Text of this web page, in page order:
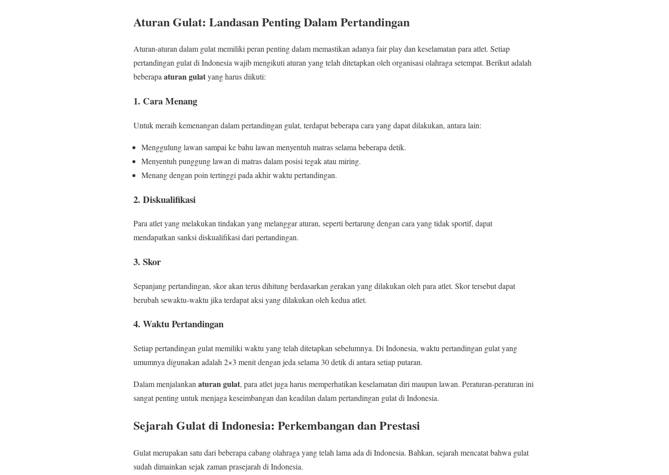
Aturan Gulat: Landasan Penting Dalam Pertandingan
Aturan-aturan dalam gulat memiliki peran penting dalam memastikan adanya fair play dan keselamatan para atlet. Setiap
pertandingan gulat di Indonesia wajib mengikuti aturan yang telah ditetapkan oleh organisasi olahraga setempat. Berikut adalah
beberapaaturan gulatyang harus diikuti:
1. Cara Menang
Untuk meraih kemenangan dalam pertandingan gulat, terdapat beberapa cara yang dapat dilakukan, antara lain:
Menggulung lawan sampai ke bahu lawan menyentuh matras selama beberapa detik.
Menyentuh punggung lawan di matras dalam posisi tegak atau miring.
Menang dengan poin tertinggi pada akhir waktu pertandingan.
2. Diskualifikasi
Para atlet yang melakukan tindakan yang melanggar aturan, seperti bertarung dengan cara yang tidak sportif, dapat
mendapatkan sanksi diskualifikasi dari pertandingan.
3. Skor
Sepanjang pertandingan, skor akan terus dihitung berdasarkan gerakan yang dilakukan oleh para atlet. Skor tersebut dapat
berubah sewaktu-waktu jika terdapat aksi yang dilakukan oleh kedua atlet.
4. Waktu Pertandingan
Setiap pertandingan gulat memiliki waktu yang telah ditetapkan sebelumnya. Di Indonesia, waktu pertandingan gulat yang
umumnya digunakan adalah 2×3 menit dengan jeda selama 30 detik di antara setiap putaran.
Dalam menjalankan aturan gulat, para atlet juga harus memperhatikan keselamatan diri maupun lawan. Peraturan-peraturan ini
sangat penting untuk menjaga keseimbangan dan keadilan dalam pertandingan gulat di Indonesia.
Sejarah Gulat di Indonesia: Perkembangan dan Prestasi
Gulat merupakan satu dari beberapa cabang olahraga yang telah lama ada di Indonesia. Bahkan, sejarah mencatat bahwa gulat
sudah dimainkan sejak zaman prasejarah di Indonesia.